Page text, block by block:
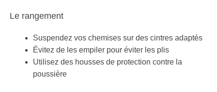
Le rangement
Suspendez vos chemises sur des cintres adaptés
Évitez de les empiler pour éviter les plis
Utilisez des housses de protection contre la
poussière